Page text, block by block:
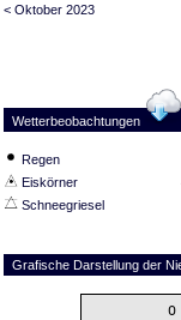
< Oktober 2023
Wetterbeobachtungen
Regen
Eiskörner
Schneegriesel
Grafische Darstellung der